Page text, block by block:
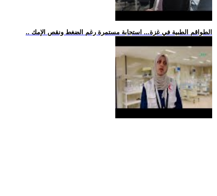
.. الطواقم الطبية في غزة... استجابة مستمرة رغم الضغط ونقص الإمك